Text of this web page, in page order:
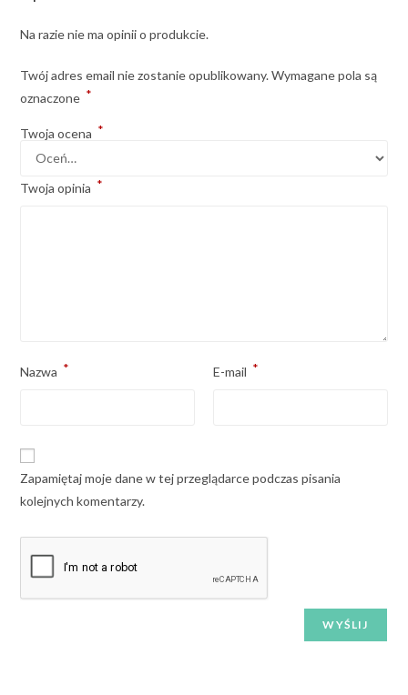
Na razie nie ma opinii o produkcie.
Twój adres email nie zostanie opublikowany. Wymagane pola są
oznaczone *
Twoja ocena *
Twoja opinia *
Nazwa * E-mail *
Zapamiętaj moje dane w tej przeglądarce podczas pisania
kolejnych komentarzy.